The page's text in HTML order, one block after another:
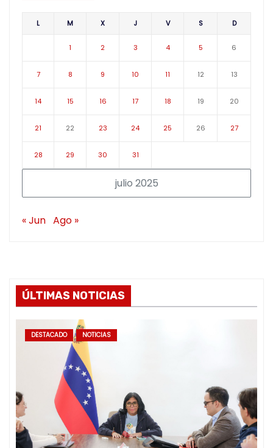
julio 2025
L M X J V S D
1 2 3 4 5 6
7 8 9 10 11 12 13
14 15 16 17 18 19 20
21 22 23 24 25 26 27
28 29 30 31
« Jun Ago »
ÚLTIMAS NOTICIAS
DESTACADO NOTICIAS